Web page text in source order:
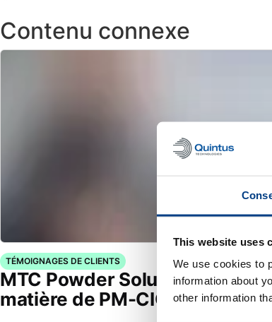
This website uses
We use cookies to
information about
other information
Contenu connexe
TÉMOIGNAGES DE CLIENTS
MTC Powder Solutions étend
matière de PM-CIC/HIP grâce